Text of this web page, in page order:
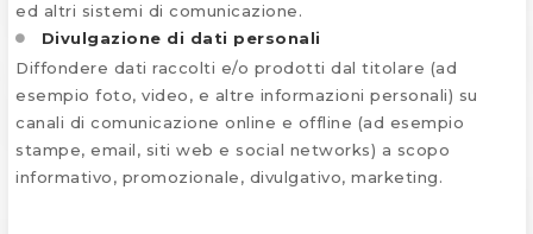
ed altri sistemi di comunicazione.
Divulgazione di dati personali
Diffondere dati raccolti e/o prodotti dal titolare (ad
esempio foto, video, e altre informazioni personali) su
canali di comunicazione online e offline (ad esempio
stampe, email, siti web e social networks) a scopo
informativo, promozionale, divulgativo, marketing.